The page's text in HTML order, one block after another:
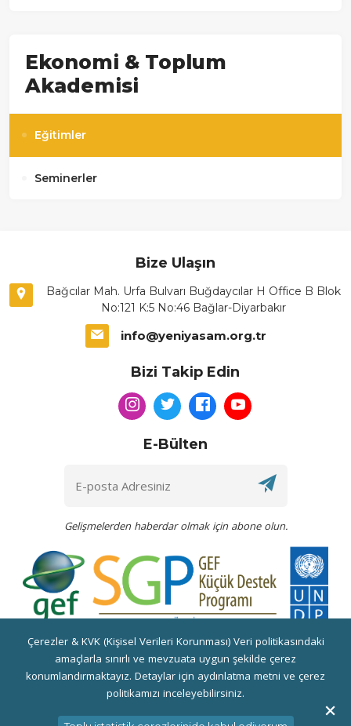
Ekonomi & Toplum
Akademisi
Eğitimler
Seminerler
Bize Ulaşın
Bağcılar Mah. Urfa Bulvarı Buğdaycılar H Office B Blok
No:121 K:5 No:46 Bağlar-Diyarbakır
info@yeniyasam.org.tr
Bizi Takip Edin
E-Bülten
Gelişmelerden haberdar olmak için abone olun.
Bu web sitesi UNDP GEF SGP Programı tarafından desteklenen
"Mezopotamya Herbaryumu" Projesi Kapsamında Yenilenmiştir.
Çerezler & KVK (Kişisel Verileri Korunması) Veri politikasındaki
amaçlarla sınırlı ve mevzuata uygun şekilde çerez
konumlandırmaktayız. Detaylar için aydınlatma metni ve çerez
politikamızı inceleyebilirsiniz.